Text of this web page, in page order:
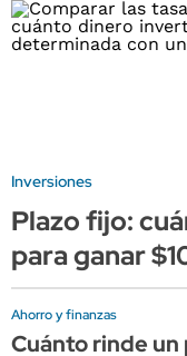
Inversiones
Plazo fijo:
para ganar
Ahorro y finanzas
Cuánto rinde un